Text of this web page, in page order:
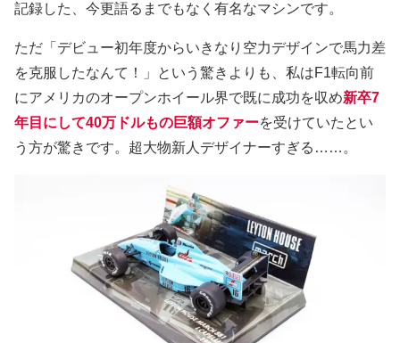
記録した、今更語るまでもなく有名なマシンです。
ただ「デビュー初年度からいきなり空力デザインで馬力差
を克服したなんて！」という驚きよりも、私はF1転向前
にアメリカのオープンホイール界で既に成功を収め新卒7
年目にして40万ドルもの巨額オファーを受けていたとい
う方が驚きです。超大物新人デザイナーすぎる……。